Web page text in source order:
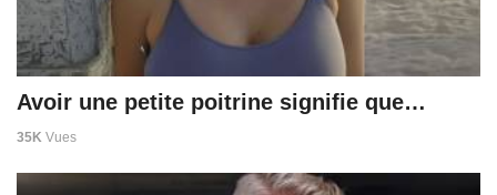
Avoir une petite poitrine signifie que…
35K Vues